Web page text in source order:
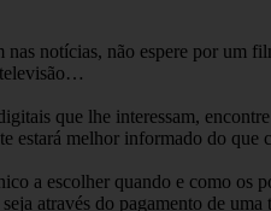
notícias, não espere por um
que lhe interessam,
estará melhor informado do
a escolher quando e como
através do pagamento de